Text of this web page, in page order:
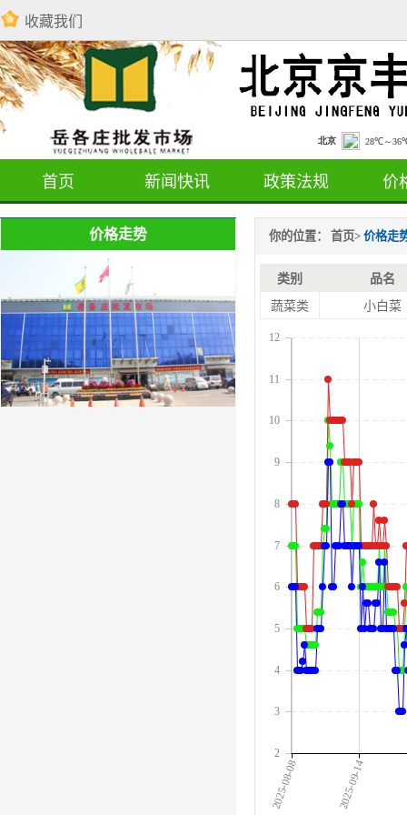
收藏我们
首页 新闻快讯 政策法规 价
价格走势 你的位置： 首页> 价格走
类别
品名
蔬菜类
小白菜
2025-08-08 2025-09-14
2
3
4
5
6
7
8
9
10
11
12